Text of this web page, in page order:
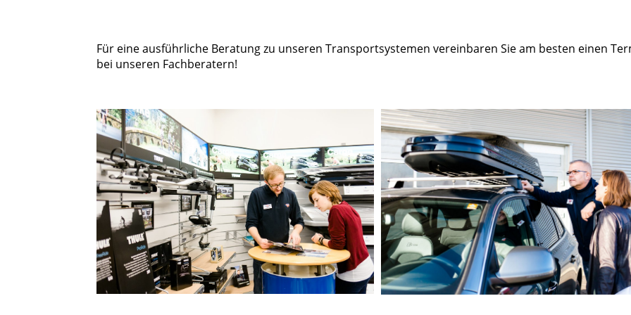
Für eine ausführliche Beratung zu unseren Transportsystemen vereinbaren Sie am besten einen
bei unseren Fachberatern!